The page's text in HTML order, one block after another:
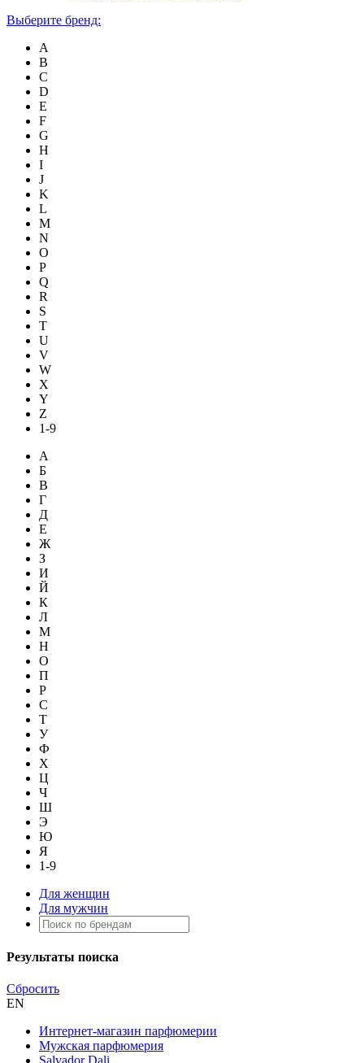
Выберите бренд:
A
B
C
D
E
F
G
H
I
J
K
L
M
N
O
P
Q
R
S
T
U
V
W
X
Y
Z
1-9
А
Б
В
Г
Д
Е
Ж
З
И
Й
К
Л
М
Н
О
П
Р
С
Т
У
Ф
Х
Ц
Ч
Ш
Э
Ю
Я
1-9
Для женщин
Для мужчин
Результаты поиска
Сбросить
EN
Интернет-магазин парфюмерии
Мужская парфюмерия